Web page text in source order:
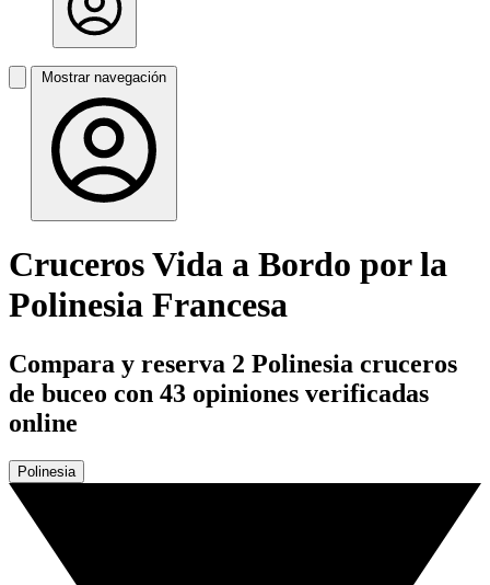
Mostrar navegación
Cruceros Vida a Bordo por la
Polinesia Francesa
Compara y reserva 2 Polinesia cruceros
de buceo con 43 opiniones verificadas
online
Polinesia